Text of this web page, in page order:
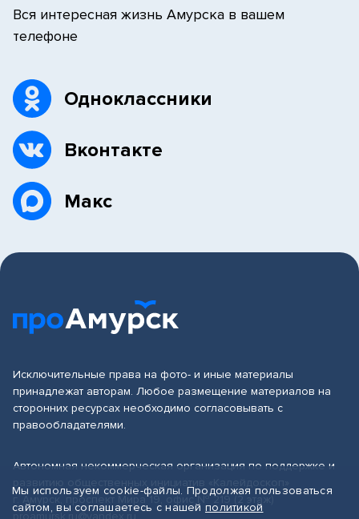
Вся интересная жизнь Амурска в вашем
телефоне
Одноклассники
Вконтакте
Макс
Исключительные права на фото- и иные материалы
принадлежат авторам. Любое размещение материалов на
сторонних ресурсах необходимо согласовывать с
правообладателями.
Автономная некоммерческая организация по поддержке и
г. Амурск, проспект Мира 19, офис № 219 (2 этаж)
proamursk.ru@yandex.ru
Мы используем cookie-файлы. Продолжая пользоваться
сайтом, вы соглашаетесь с нашей политикой